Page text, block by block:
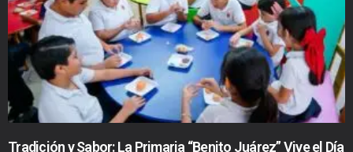
Tradición y Sabor: La Primaria “Benito Juárez” Vive el Día